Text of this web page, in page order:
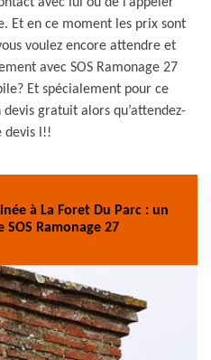
Et en ce moment les prix sont
voulez encore attendre et
avec SOS Ramonage 27
Et spécialement pour ce
gratuit alors qu’attendez-
devis l!!
à La Foret Du Parc : un
Ramonage 27